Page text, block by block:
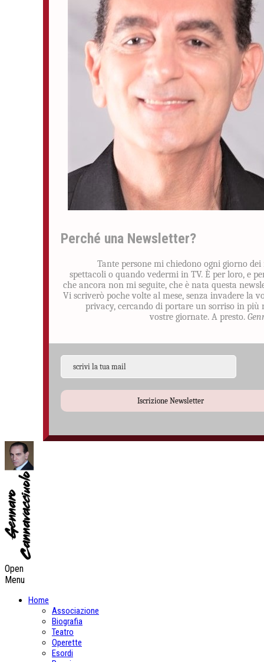
Perché una Newsletter?
Tante persone mi chiedono ogni giorno dei
spettacoli o quando vedermi in TV. È per loro, e
che ancora non mi seguite, che è nata questa
Vi scriverò poche volte al mese, senza invadere la
privacy, cercando di portare un sorriso in più
vostre giornate. A presto.
Iscrizione Newsletter
Open
Menu
Home
Associazione
Biografia
Teatro
Operette
Esordi